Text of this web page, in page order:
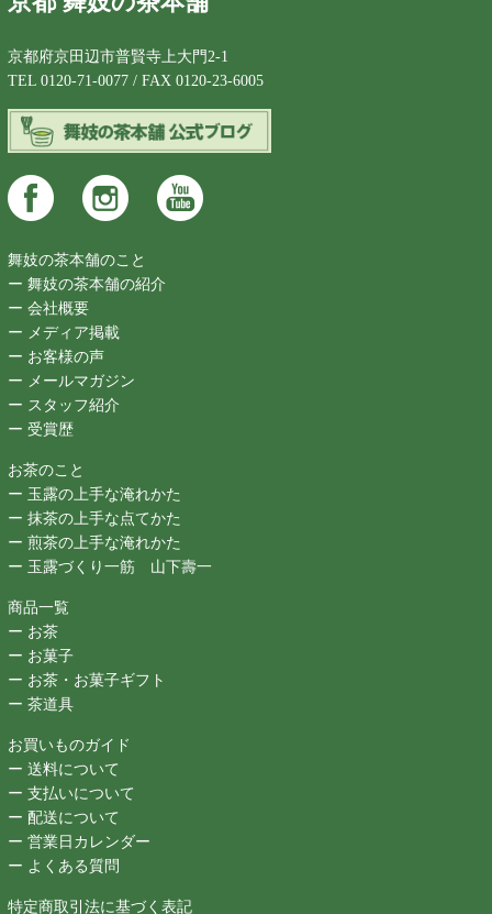
京都府京田辺市普賢寺上大門2-1
TEL 0120-71-0077 / FAX 0120-23-6005
舞妓の茶本舗のこと
ー 舞妓の茶本舗の紹介
ー 会社概要
ー メディア掲載
ー お客様の声
ー メールマガジン
ー スタッフ紹介
ー 受賞歴
お茶のこと
ー 玉露の上手な淹れかた
ー 抹茶の上手な点てかた
ー 煎茶の上手な淹れかた
ー 玉露づくり一筋 山下壽一
商品一覧
ー お茶
ー お菓子
ー お茶・お菓子ギフト
ー 茶道具
お買いものガイド
ー 送料について
ー 支払いについて
ー 配送について
ー 営業日カレンダー
ー よくある質問
特定商取引法に基づく表記